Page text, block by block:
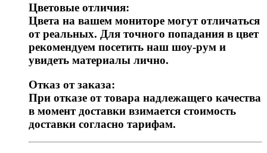
Цветовые отличия:
Цвета на вашем мониторе могут отличаться
от реальных. Для точного попадания в цвет
рекомендуем посетить наш шоу-рум и
увидеть материалы лично.
Отказ от заказа:
При отказе от товара надлежащего качества
в момент доставки взимается стоимость
доставки согласно тарифам.